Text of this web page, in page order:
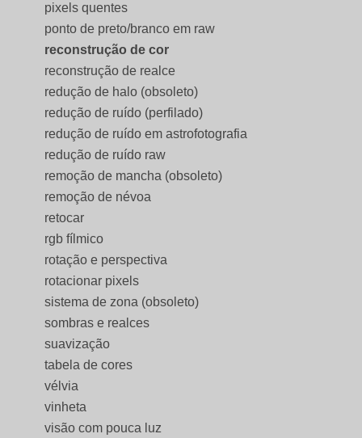
pixels quentes
ponto de preto/branco em raw
reconstrução de cor
reconstrução de realce
redução de halo (obsoleto)
redução de ruído (perfilado)
redução de ruído em astrofotografia
redução de ruído raw
remoção de mancha (obsoleto)
remoção de névoa
retocar
rgb fílmico
rotação e perspectiva
rotacionar pixels
sistema de zona (obsoleto)
sombras e realces
suavização
tabela de cores
vélvia
vinheta
visão com pouca luz